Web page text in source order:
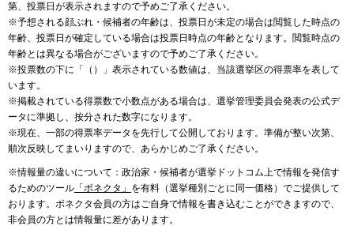
第、投票日が表示されますので予めご了承ください。
※予想される顔ぶれ・候補者の年齢は、投票日が未定の場合は閲覧した時点の
年齢、投票日が確定している場合は投票日時点の年齢となります。閲覧時点の
年齢とは異なる場合がございますので予めご了承ください。
※投票数の下に「（）」表示されている数値は、当該選挙区の得票率を表して
います。
※掲載されている得票数で小数点がある場合は、選挙管理委員会発表の公式デ
ータに準拠し、按分された数字になります。
※現在、一部の得票率データを先行して公開しております。準備が整い次第、
順次反映してまいりますので、あらかじめご了承ください。
※情報量の違いについて：政治家・候補者が選挙ドットコム上で情報を発信す
るためのツール 「ボネクタ」 を有料（選挙種別ごとに同一価格）でご提供して
おります。ボネクタ会員の方はご自身で情報を書き込むことができますので、
非会員の方とは情報量に差があります。